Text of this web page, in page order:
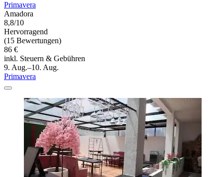
Primavera
Amadora
8,8/10
Hervorragend
(15 Bewertungen)
86 €
inkl. Steuern & Gebühren
9. Aug.–10. Aug.
Primavera